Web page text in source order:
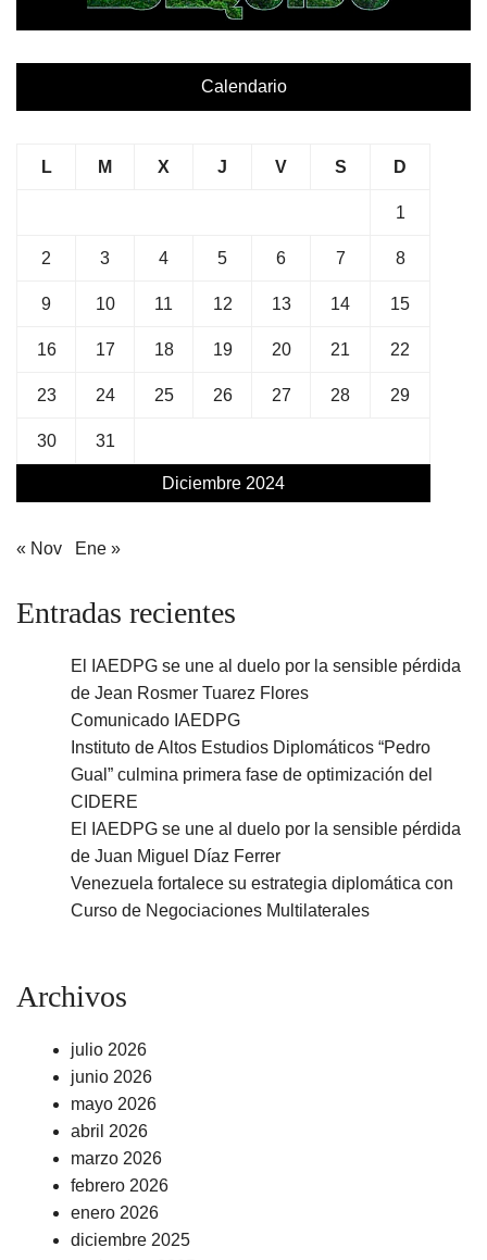
Calendario
Diciembre 2024
L M X J V S D
1
2 3 4 5 6 7 8
9 10 11 12 13 14 15
16 17 18 19 20 21 22
23 24 25 26 27 28 29
30 31
« Nov Ene »
Entradas recientes
El IAEDPG se une al duelo por la sensible pérdida
de Jean Rosmer Tuarez Flores
Comunicado IAEDPG
Instituto de Altos Estudios Diplomáticos “Pedro
Gual” culmina primera fase de optimización del
CIDERE
El IAEDPG se une al duelo por la sensible pérdida
de Juan Miguel Díaz Ferrer
Venezuela fortalece su estrategia diplomática con
Curso de Negociaciones Multilaterales
Archivos
julio 2026
junio 2026
mayo 2026
abril 2026
marzo 2026
febrero 2026
enero 2026
diciembre 2025